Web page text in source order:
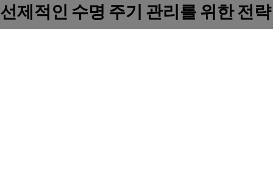
선제적인 수명 주기 관리를 위한 전략